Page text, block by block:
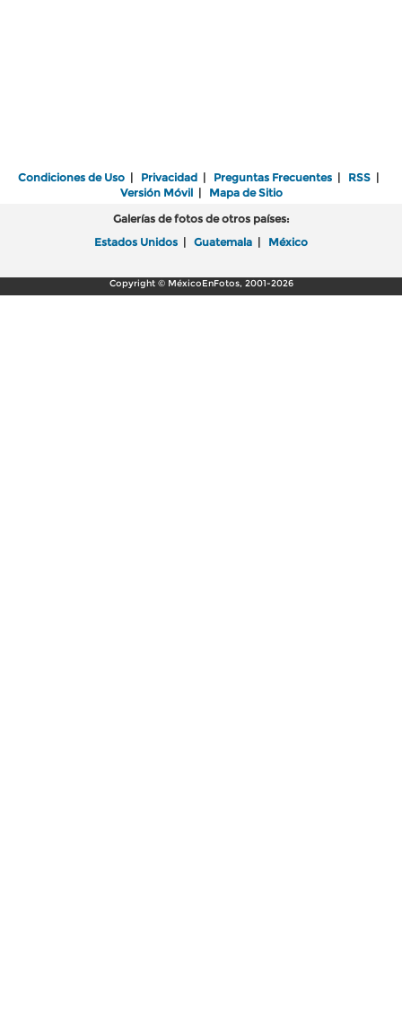
Condiciones de Uso | Privacidad | Preguntas Frecuentes | RSS |
Versión Móvil| Mapa de Sitio
Galerías de fotos de otros países:
Estados Unidos | Guatemala | México
Copyright © MéxicoEnFotos, 2001-2026